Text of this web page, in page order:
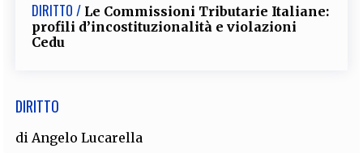
DIRITTO / Le Commissioni Tributarie Italiane:
profili d’incostituzionalità e violazioni
Cedu
DIRITTO
di Angelo Lucarella